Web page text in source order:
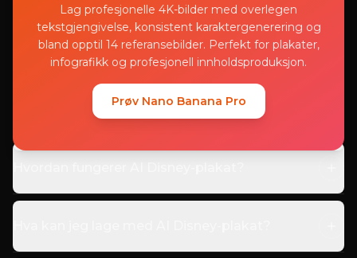
Vanlige spørsmål om vår AI Disney-
plakatgenerator
Hva er en AI Disney-plakat?
Lag profesjonelle 4K-bilder med overlegen
tekstgjengivelse, konsistent karaktergenerering og
bland opptil 14 referansebilder. Perfekt for plakater,
infografikk og profesjonell innholdsproduksjon.
Prøv Nano Banana Pro